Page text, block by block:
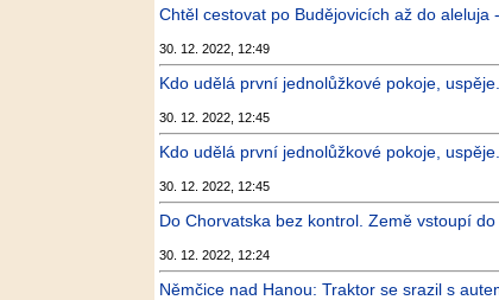
Chtěl cestovat po Budějovicích až do aleluja
30. 12. 2022, 12:49
Kdo udělá první jednolůžkové pokoje,
30. 12. 2022, 12:45
Kdo udělá první jednolůžkové pokoje,
30. 12. 2022, 12:45
Do Chorvatska bez kontrol. Země vstoupí
30. 12. 2022, 12:24
Němčice nad Hanou: Traktor se srazil s